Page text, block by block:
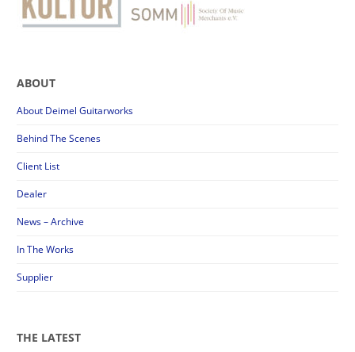
ABOUT
About Deimel Guitarworks
Behind The Scenes
Client List
Dealer
News – Archive
In The Works
Supplier
THE LATEST